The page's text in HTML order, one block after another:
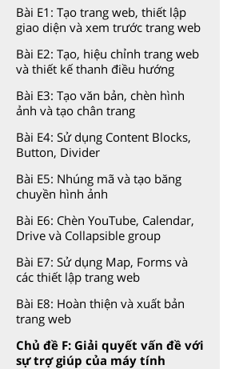
Bài E1: Tạo trang web, thiết lập
giao diện và xem trước trang web
Bài E2: Tạo, hiệu chỉnh trang web
và thiết kế thanh điều hướng
Bài E3: Tạo văn bản, chèn hình
ảnh và tạo chân trang
Bài E4: Sử dụng Content Blocks,
Button, Divider
Bài E5: Nhúng mã và tạo băng
chuyền hình ảnh
Bài E6: Chèn YouTube, Calendar,
Drive và Collapsible group
Bài E7: Sử dụng Map, Forms và
các thiết lập trang web
Bài E8: Hoàn thiện và xuất bản
trang web
Chủ đề F: Giải quyết vấn đề với
sự trợ giúp của máy tính